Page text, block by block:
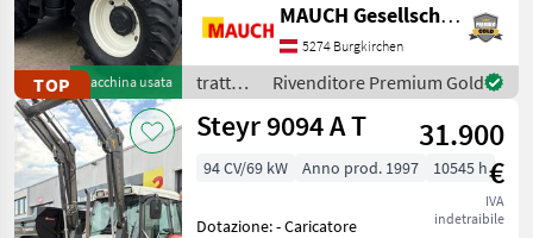
TOP Macchina usata
Dotazioni: - trasmissione a
variazione continua - 50
km/h - Impianto idraulico
anteriore - Coma
MAUCH Gesellschaft m.b.H. & Co.KG
5274 Burgkirchen
trattori
/ New
Holland
Rivenditore Premium Gold
Steyr 9094 A T
31.900
€
IVA
indetraibile
94 CV/69 kW Anno prod. 1997 10545 h
Dotazione: - Caricatore